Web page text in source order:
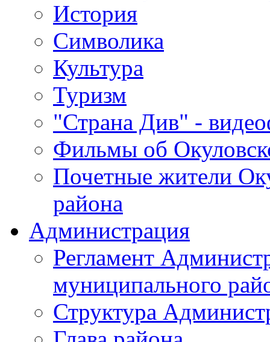
История
Символика
Культура
Туризм
"Страна Див" -
Фильмы об
Почетные жители
района
Администрация
Регламент
муниципального
Структура